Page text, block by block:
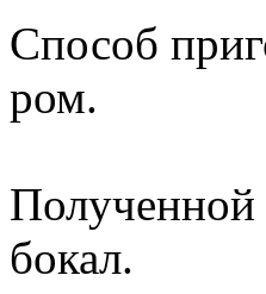
Способ
ром.
Полученной
бокал.